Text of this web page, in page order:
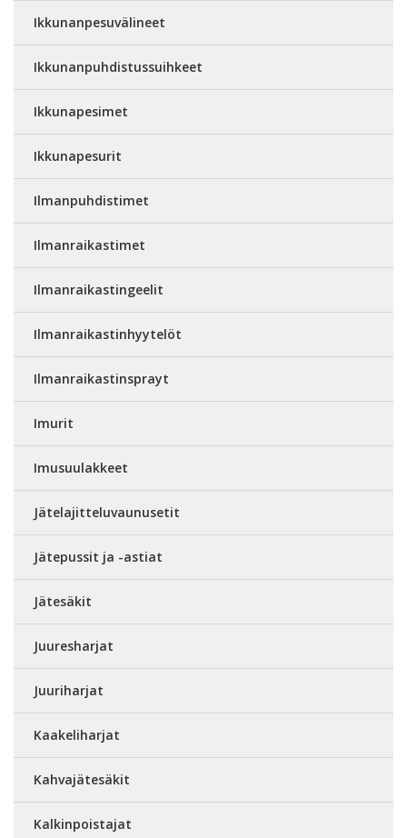
Ikkunanpesuvälineet
Ikkunanpuhdistussuihkeet
Ikkunapesimet
Ikkunapesurit
Ilmanpuhdistimet
Ilmanraikastimet
Ilmanraikastingeelit
Ilmanraikastinhyytelöt
Ilmanraikastinsprayt
Imurit
Imusuulakkeet
Jätelajitteluvaunusetit
Jätepussit ja -astiat
Jätesäkit
Juuresharjat
Juuriharjat
Kaakeliharjat
Kahvajätesäkit
Kalkinpoistajat